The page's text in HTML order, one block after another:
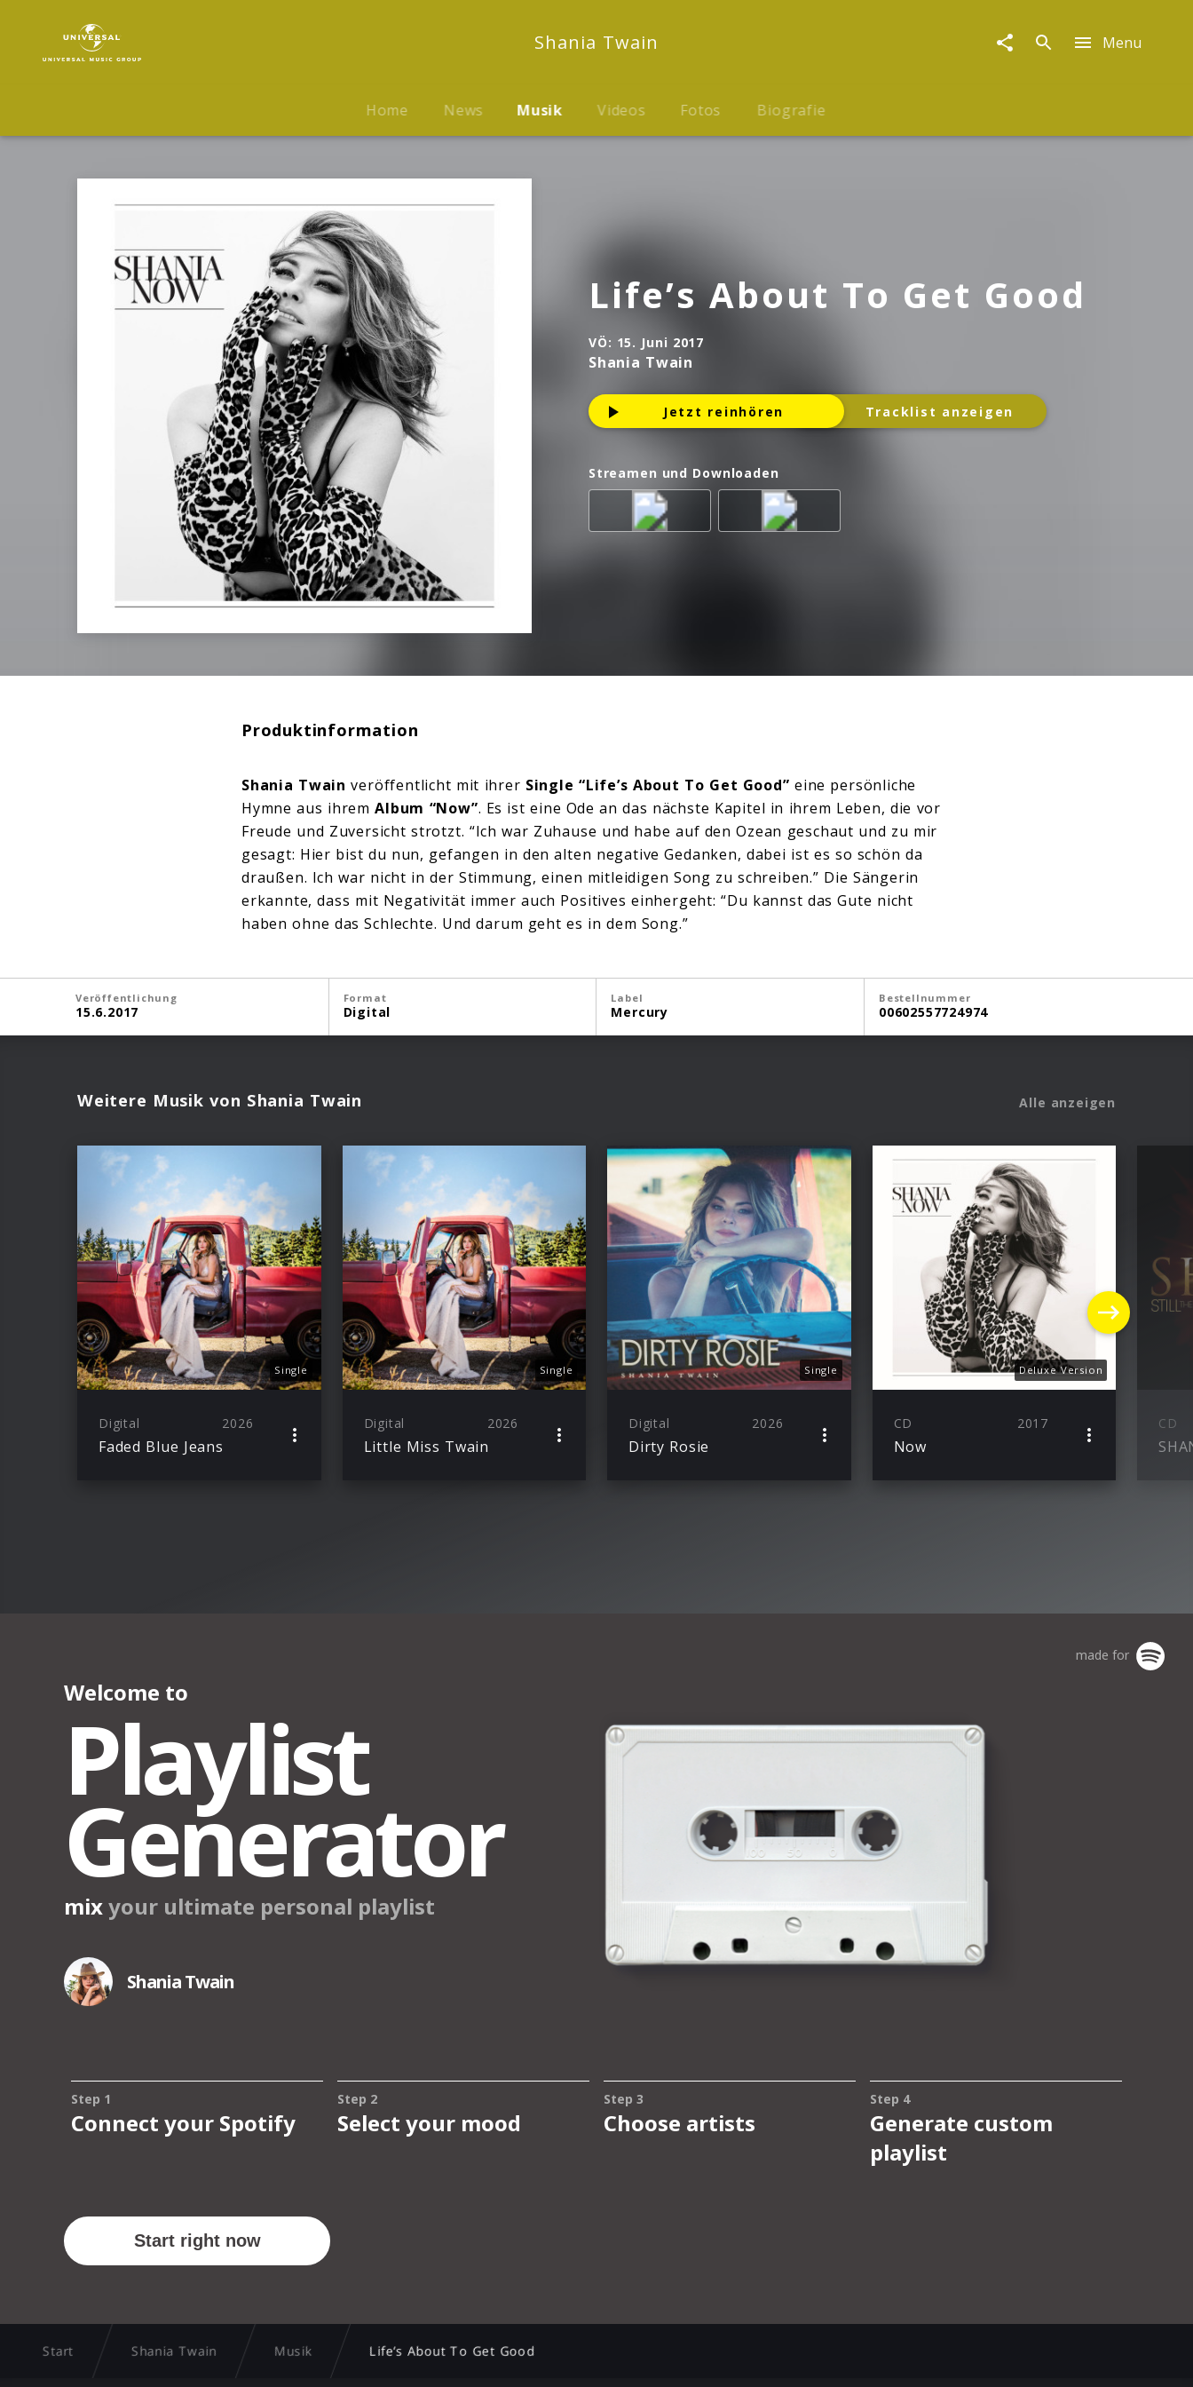
About
Shania Twain Menu
Home News Musik Videos Fotos Biografie
Life’s About To Get Good
VÖ: 15. Juni 2017
Shania Twain
Jetzt reinhören Tracklist anzeigen
Streamen und Downloaden
Produktinformation
Shania Twain veröffentlicht mit ihrer Single “Life’s About To Get Good” eine persönliche
Hymne aus ihremAlbum “Now”. Es ist eine Ode an das nächste Kapitel in ihrem Leben, die vor
Freude und Zuversicht strotzt. “Ich war Zuhause und habe auf den Ozean geschaut und zu mir
gesagt: Hier bist du nun, gefangen in den alten negative Gedanken, dabei ist es so schön da
draußen. Ich war nicht in der Stimmung, einen mitleidigen Song zu schreiben.” Die Sängerin
erkannte, dass mit Negativität immer auch Positives einhergeht: “Du kannst das Gute nicht
haben ohne das Schlechte. Und darum geht es in dem Song.”
Veröffentlichung
15.6.2017
Format
Digital
Label
Mercury
Bestellnummer
00602557724974
Weitere Musik von Shania Twain Alle anzeigen
Single
Digital 2026
Faded Blue Jeans
Single
Digital 2026
Little Miss Twain
Single
Digital 2026
Dirty Rosie
Deluxe Version
CD 2017
Now
CD
Start Shania Twain Musik Life’s About To Get Good